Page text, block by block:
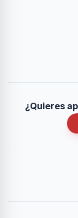
¿Quieres